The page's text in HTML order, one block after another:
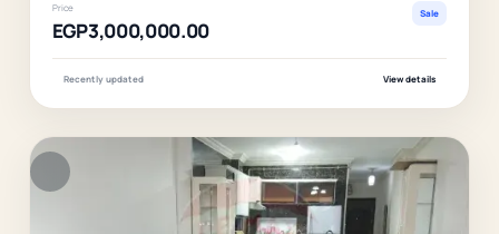
Price
EGP3,000,000.00
Sale
Recently updated View details